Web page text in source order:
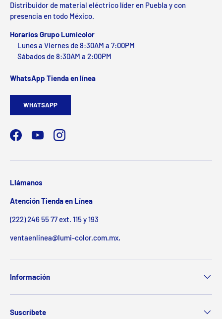
Distribuidor de material eléctrico líder en Puebla y con
presencia en todo México.
Horarios Grupo Lumicolor
Lunes a Viernes de 8:30AM a 7:00PM
Sábados de 8:30AM a 2:00PM
WhatsApp Tienda en línea
WHATSAPP
FacebookYouTubeInstagram
Llámanos
Atención Tienda en Línea
(222) 246 55 77 ext. 115 y 193
ventaenlinea@lumi-color.com.mx,
Información
Suscríbete